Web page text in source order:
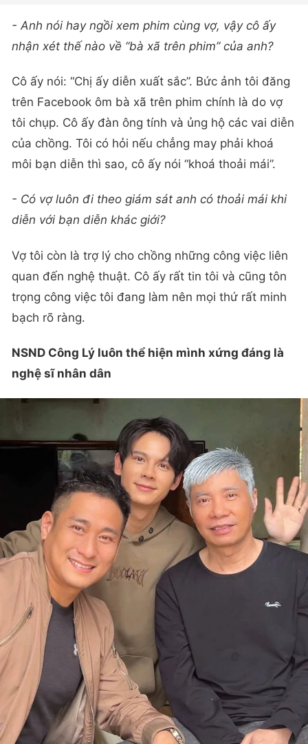
- Anh nói hay ngồi xem phim cùng vợ, vậy cô ấy
nhận xét thế nào về “bà xã trên phim” của anh?
Cô ấy nói: “Chị ấy diễn xuất sắc”. Bức ảnh tôi đăng
trên Facebook ôm bà xã trên phim chính là do vợ
tôi chụp. Cô ấy đàn ông tính và ủng hộ các vai diễn
của chồng. Tôi có hỏi nếu chẳng may phải khoá
môi bạn diễn thì sao, cô ấy nói “khoá thoải mái”.
- Có vợ luôn đi theo giám sát anh có thoải mái khi
diễn với bạn diễn khác giới?
Vợ tôi còn là trợ lý cho chồng những công việc liên
quan đến nghệ thuật. Cô ấy rất tin tôi và cũng tôn
trọng công việc tôi đang làm nên mọi thứ rất minh
bạch rõ ràng.
NSND Công Lý luôn thể hiện mình xứng đáng là
nghệ sĩ nhân dân